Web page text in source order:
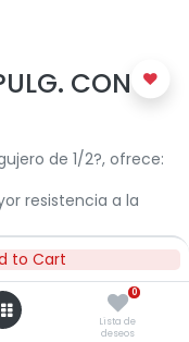
to Cart
0
Lista de
deseos
CON
de 1/2?, ofrece:
resistencia a la